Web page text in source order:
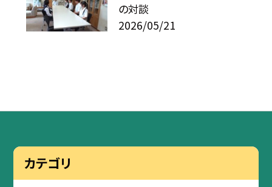
の対談
2026/05/21
カテゴリ